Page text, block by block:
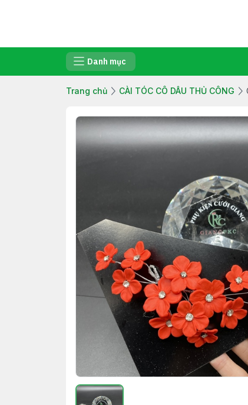
Danh mục
Trang chủ CÀI TÓC CÔ DÂU THỦ CÔNG